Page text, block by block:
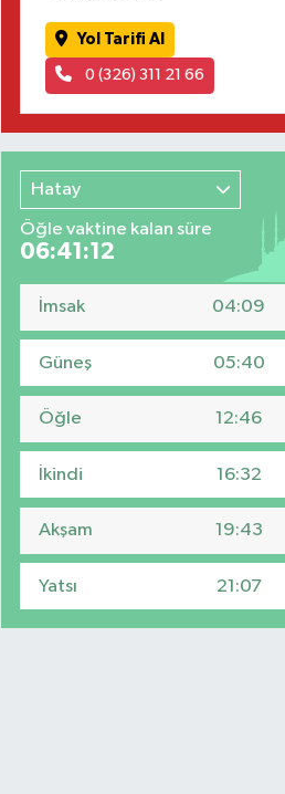
Yol Tarifi Al
0 (326) 311 21 66
Hatay
Öğle vaktine kalan süre
06:41:11
İmsak 04:09
Güneş 05:40
Öğle 12:46
İkindi 16:32
Akşam 19:43
Yatsı 21:07